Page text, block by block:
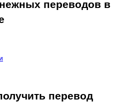
переводов в
перевод